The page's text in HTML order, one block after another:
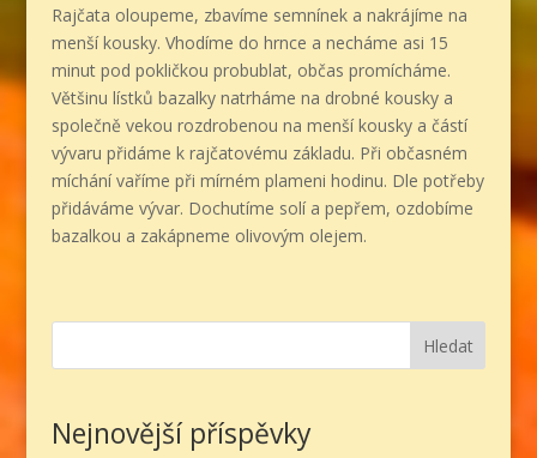
Rajčata oloupeme, zbavíme semnínek a nakrájíme na
menší kousky. Vhodíme do hrnce a necháme asi 15
minut pod pokličkou probublat, občas promícháme.
Většinu lístků bazalky natrháme na drobné kousky a
společně vekou rozdrobenou na menší kousky a částí
vývaru přidáme k rajčatovému základu. Při občasném
míchání vaříme při mírném plameni hodinu. Dle potřeby
přidáváme vývar. Dochutíme solí a pepřem, ozdobíme
bazalkou a zakápneme olivovým olejem.
Hledat
Nejnovější příspěvky